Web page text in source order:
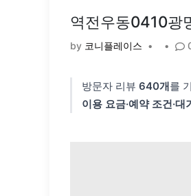
역전우동0410광
by 코니플레이스 • •
방문자 리뷰 640개를
이용 요금·예약 조건·대